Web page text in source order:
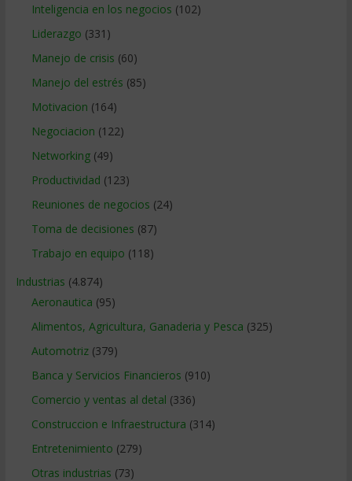
Inteligencia en los negocios (102)
Liderazgo (331)
Manejo de crisis (60)
Manejo del estrés (85)
Motivacion (164)
Negociacion (122)
Networking(49)
Productividad (123)
Reuniones de negocios (24)
Toma de decisiones (87)
Trabajo en equipo (118)
Industrias (4.874)
Aeronautica (95)
Alimentos, Agricultura, Ganaderia y Pesca (325)
Automotriz(379)
Banca y Servicios Financieros (910)
Comercio y ventas al detal (336)
Construccion e Infraestructura (314)
Entretenimiento (279)
Otras industrias (73)